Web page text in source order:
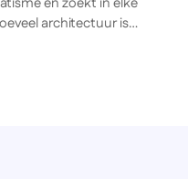
architectuur is
en